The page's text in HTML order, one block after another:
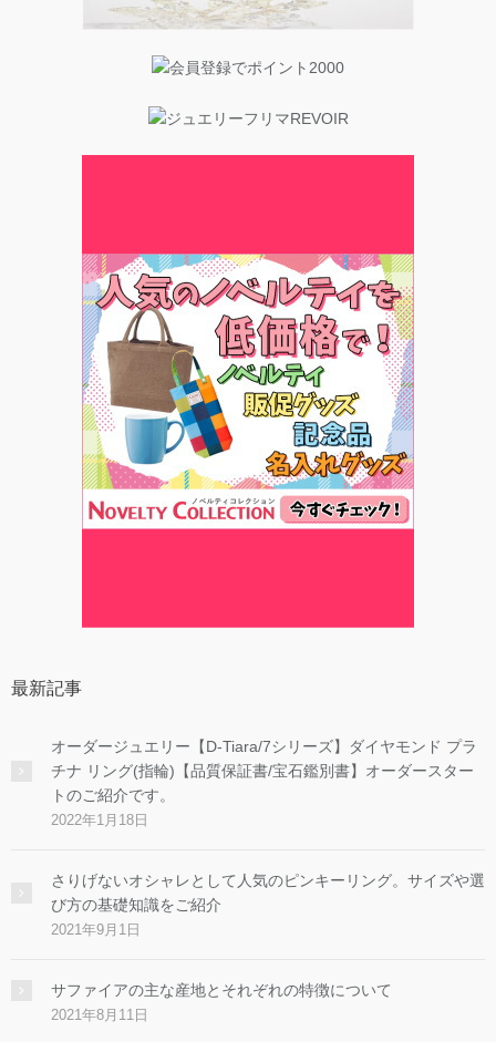
最新記事
オーダージュエリー【D-Tiara/7シリーズ】ダイヤモンド プラ
チナ リング(指輪)【品質保証書/宝石鑑別書】オーダースター
トのご紹介です。
2022年1月18日
さりげないオシャレとして人気のピンキーリング。サイズや選
び方の基礎知識をご紹介
2021年9月1日
サファイアの主な産地とそれぞれの特徴について
2021年8月11日